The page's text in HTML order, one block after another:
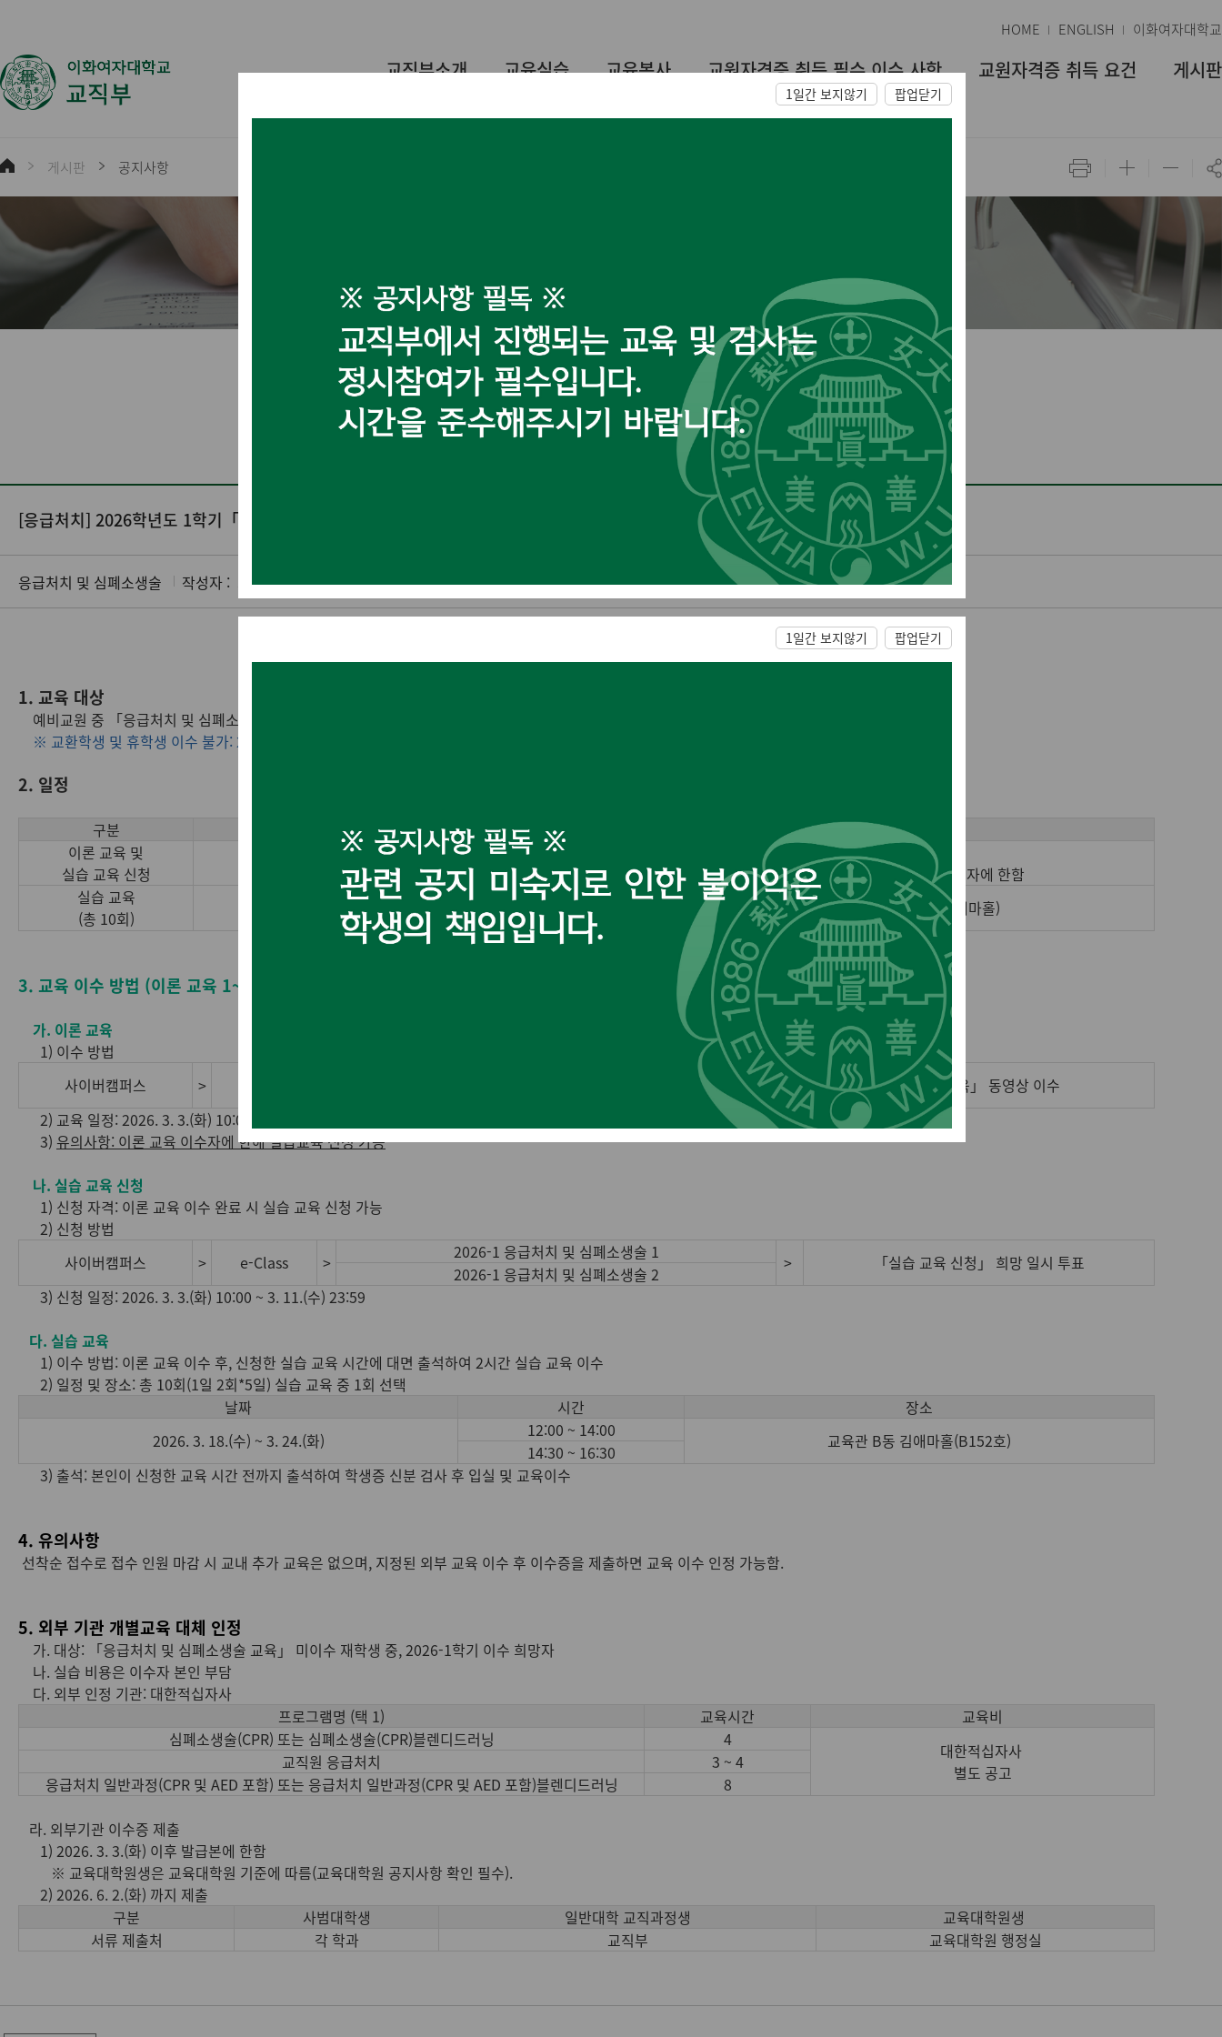
1일간 보지않기 팝업닫기
1일간 보지않기 팝업닫기
HOME ENGLISH 이화여자대학교
교직부소개 교육실습 교육봉사 교원자격증 취득 필수 이수 사항 교원자격증 취득 요건 게시판
게시판 공지사항
공지사항
[응급처치] 2026학년도 1학기「응급처치 및 심폐소생술」교육 안내
응급처치 및 심폐소생술 작성자 : 교직부 관리자
2026학년도 1학기「응급처치 및 심폐소생술 교육」안내
1. 교육 대상
예비교원 중 「응급처치 및 심폐소생술 교육Ⅰ 또는 Ⅱ」 미이수자
※ 교환학생 및 휴학생 이수 불가: 2026-1학기 교육 이수 후 교환학생 또는 휴학 확인 시 이수 무효처리됨.
2. 일정
구분 시간
비고
이론 교육 및
실습 교육 신청
3. 3.(화) 10:00 ~ 3. 11.(수) 23:59
사이버캠퍼스 교육 이수
※ 실습 교육 신청은 이론 교육 이수자에 한함
실습 교육
(총 10회)
3. 18.(수) ~ 3. 24.(화) 12:00 ~ 14:00 장소 : 교육관 B동 B152호(김애마홀)
14:30 ~ 16:30
3. 교육 이수 방법 (이론 교육 1~2시간 + 실습 교육 2시간)
가. 이론 교육
1) 이수 방법
사이버캠퍼스
> > 「이론 교육」 동영상 이수
2) 교육 일정: 2026. 3. 3.(화) 10:00 ~ 3. 11.(수) 23:59
3) 유의사항: 이론 교육 이수자에 한해 실습교육 신청 가능
나. 실습 교육 신청
1) 신청 자격: 이론 교육 이수 완료 시 실습 교육 신청 가능
2) 신청 방법
사이버캠퍼스
> e-Class > 2026-1 응급처치 및 심폐소생술 1 > 「실습 교육 신청」 희망 일시 투표
2026-1 응급처치 및 심폐소생술 2
3) 신청 일정: 2026. 3. 3.(화) 10:00 ~ 3. 11.(수) 23:59
다. 실습 교육
1) 이수 방법: 이론 교육 이수 후, 신청한 실습 교육 시간에 대면 출석하여 2시간 실습 교육 이수
2) 일정 및 장소: 총 10회(1일 2회*5일) 실습 교육 중 1회 선택
날짜
시간
장소
2026. 3. 18.(수) ~ 3. 24.(화)
12:00 ~ 14:00 교육관 B동 김애마홀(B152호)
14:30 ~ 16:30
3) 출석: 본인이 신청한 교육 시간 전까지 출석하여 학생증 신분 검사 후 입실 및 교육이수
4. 유의사항
선착순 접수로 접수 인원 마감 시 교내 추가 교육은 없으며, 지정된 외부 교육 이수 후 이수증을 제출하면 교육 이수 인정 가능함.
5. 외부 기관 개별교육 대체 인정
가. 대상: 「응급처치 및 심폐소생술 교육」 미이수 재학생 중, 2026-1학기 이수 희망자
나. 실습 비용은 이수자 본인 부담
다. 외부 인정 기관: 대한적십자사
프로그램명 (택 1)
교육시간
교육비
심폐소생술(CPR) 또는 심폐소생술(CPR)블렌디드러닝
4
대한적십자사
별도 공고
교직원 응급처치
3 ~ 4
응급처치 일반과정(CPR 및 AED 포함) 또는 응급처치 일반과정(CPR 및 AED 포함)블렌디드러닝
8
라. 외부기관 이수증 제출
1) 2026. 3. 3.(화) 이후 발급본에 한함
※ 교육대학원생은 교육대학원 기준에 따름(교육대학원 공지사항 확인 필수).
2) 2026. 6. 2.(화) 까지 제출
구분
사범대학생 일반대학 교직과정생
교육대학원생
서류 제출처
각 학과 교직부 교육대학원 행정실